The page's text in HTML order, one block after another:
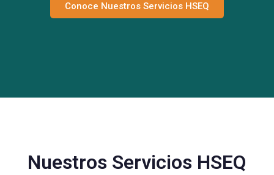
Conoce Nuestros Servicios HSEQ
Nuestros Servicios HSEQ